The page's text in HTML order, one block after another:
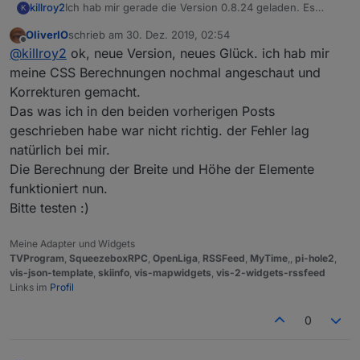
K killroy2Ich hab mir gerade die Version 0.8.24 geladen. Es
grünen Balken wird die Eingabe verworfen.
Oder muss ich noch zusätzlich etwas beachten damit
das Widget ein Update erfährt?
Offline
OliverIOschrieb am 30. Dez. 2019, 02:54
zuletzt editiert von
@killroy2 ok, neue Version, neues Glück. ich hab mir
meine CSS Berechnungen nochmal angeschaut und
Korrekturen gemacht.
Das was ich in den beiden vorherigen Posts
geschrieben habe war nicht richtig. der Fehler lag
natürlich bei mir.
Die Berechnung der Breite und Höhe der Elemente
funktioniert nun.
Bitte testen :)
Meine Adapter und Widgets
TVProgram, SqueezeboxRPC, OpenLiga, RSSFeed, MyTime,, pi-hole2,
vis-json-template, skiinfo, vis-mapwidgets, vis-2-widgets-rssfeed
Links im Profil
0